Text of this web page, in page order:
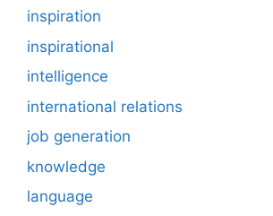
inspiration
inspirational
intelligence
international relations
job generation
knowledge
language